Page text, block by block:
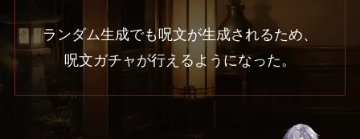
ランダム生成でも呪文が生成されるため、
呪文ガチャが行えるようになった。